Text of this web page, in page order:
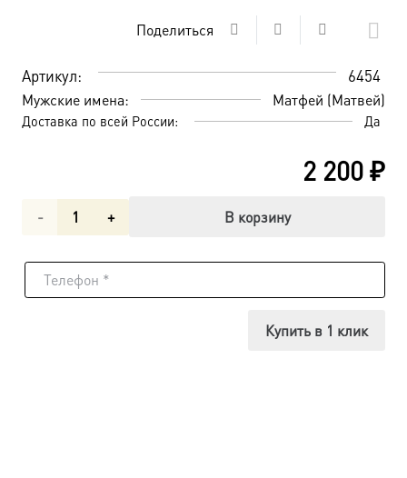
Поделиться
Артикул: 6454
Мужские имена: Матфей (Матвей)
Доставка по всей России: Да
2 200₽
Количество
Матфей
В корзину
Купить в 1 клик